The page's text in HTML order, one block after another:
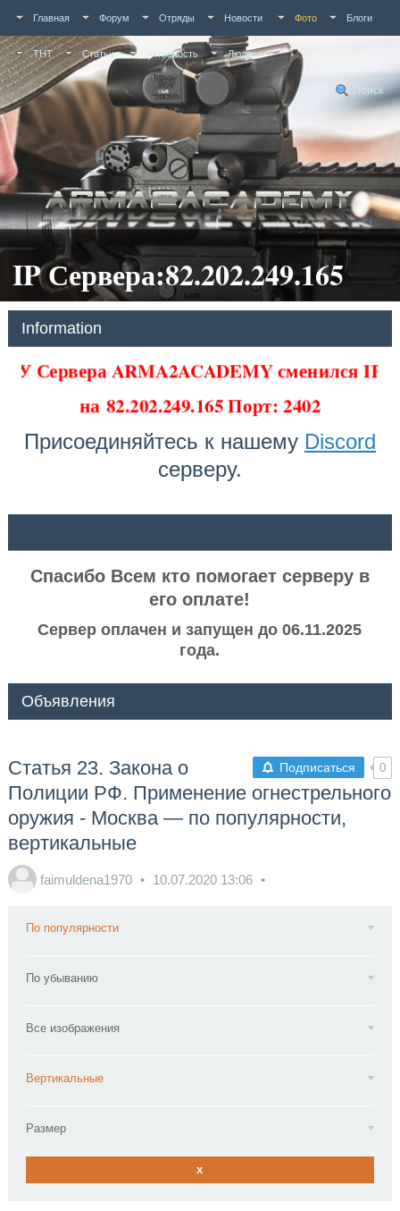
Главная Форум Отряды Новости Фото Блоги
ТНТ Статьи Активность Люди
Поиск
IP Сервера:82.202.249.165
Information
У Сервера ARMA2ACADEMY сменился IP
на82.202.249.165 Порт: 2402
Присоединяйтесь к нашему Discord
серверу.
Спасибо Всем кто помогает серверу в
его оплате!
Сервер оплачен и запущен до 06.11.2025
года.
Объявления
Подписаться 0
Статья 23. Закона о
Полиции РФ. Применение огнестрельного
оружия - Москва — по популярности,
вертикальные
faimuldena1970 10.07.2020 13:06
По популярности
По убыванию
Все изображения
Вертикальные
Размер
x